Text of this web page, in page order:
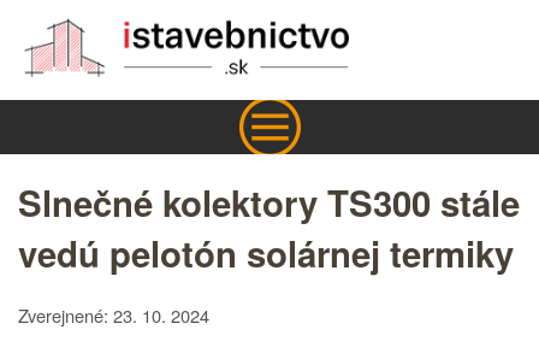
Slnečné kolektory TS300 stále
vedú pelotón solárnej termiky
Zverejnené: 23. 10. 2024